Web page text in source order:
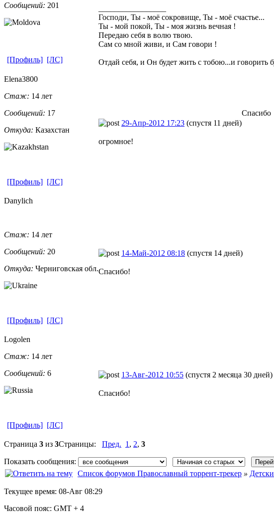
Сообщений: 201
Господи, Ты - моё сокровище, Ты - моё счастье...
Ты - мой покой, Ты - моя жизнь вечная !
Передаю себя в волю твою.
Сам со мной живи, и Сам говори !
Отдай себя, и Он будет жить с тобою...и говорить
[Профиль] [ЛС]
Elena3800
Стаж: 14 лет
Сообщений: 17
Откуда: Казахстан
29-Апр-2012 17:23 (спустя 11 дней)
Спасибо
огромное!
[Профиль] [ЛС]
Danylich
Стаж: 14 лет
Сообщений: 20
Откуда: Черниговская ​ обл.
14-Май-2012 08:18 (спустя 14 дней)
Спасибо!
[Профиль] [ЛС]
Logolen
Стаж: 14 лет
Сообщений: 6 13-Авг-2012 10:55 (спустя 2 месяца 30 дней)
Спасибо!
[Профиль] [ЛС]
Страница 3 из 3Страницы: Пред. 1 , 2, 3
Показать сообщения:
Список форумов Православный торрент-трекер »
Текущее время: 08-Авг 08:29
Часовой пояс: GMT + 4